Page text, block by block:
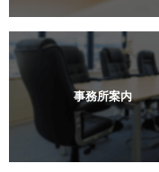
事務所案内